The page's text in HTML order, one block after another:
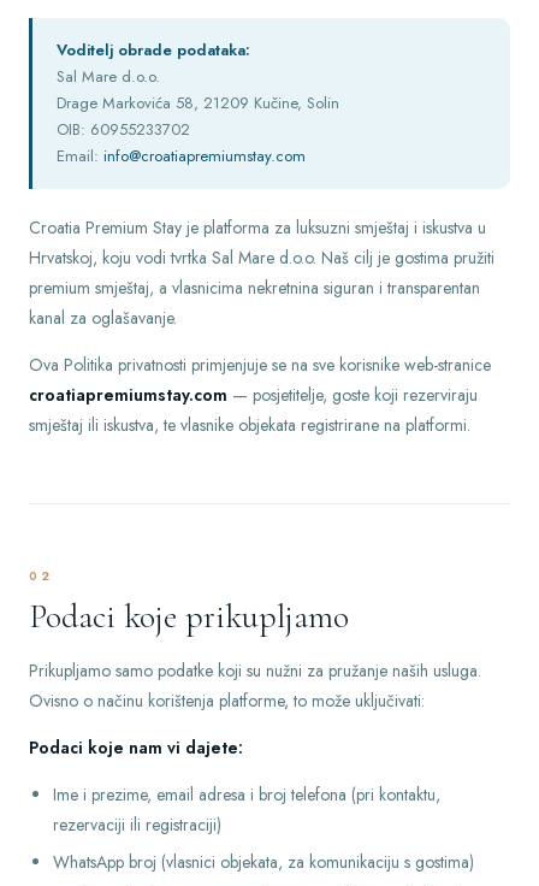
Voditelj obrade podataka:
Sal Mare d.o.o.
Drage Markovića 58, 21209 Kučine, Solin
OIB: 60955233702
Email: info@croatiapremiumstay.com
Croatia Premium Stay je platforma za luksuzni smještaj i iskustva u
Hrvatskoj, koju vodi tvrtka Sal Mare d.o.o. Naš cilj je gostima pružiti
premium smještaj, a vlasnicima nekretnina siguran i transparentan
kanal za oglašavanje.
Ova Politika privatnosti primjenjuje se na sve korisnike web-stranice
croatiapremiumstay.com — posjetitelje, goste koji rezerviraju
smještaj ili iskustva, te vlasnike objekata registrirane na platformi.
02
Podaci koje prikupljamo
Prikupljamo samo podatke koji su nužni za pružanje naših usluga.
Ovisno o načinu korištenja platforme, to može uključivati:
Podaci koje nam vi dajete:
Ime i prezime, email adresa i broj telefona (pri kontaktu,
rezervaciji ili registraciji)
WhatsApp broj (vlasnici objekata, za komunikaciju s gostima)